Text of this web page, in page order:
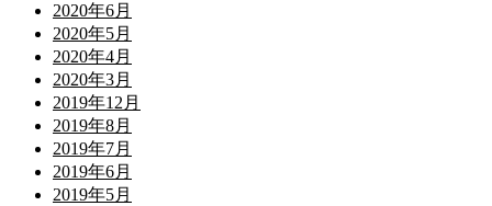
2020年6月
2020年5月
2020年4月
2020年3月
2019年12月
2019年8月
2019年7月
2019年6月
2019年5月